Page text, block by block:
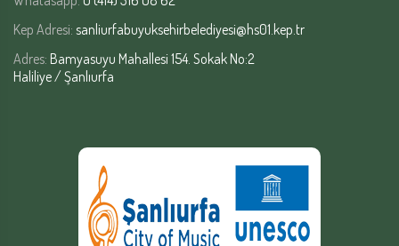
Kep Adresi: sanliurfabuyuksehirbelediyesi@hs01.kep.tr
Adres: Bamyasuyu Mahallesi 154. Sokak No:2
Haliliye / Şanlıurfa